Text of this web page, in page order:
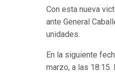
Con esta nueva
ante General
unidades.
En la siguiente
marzo, a las